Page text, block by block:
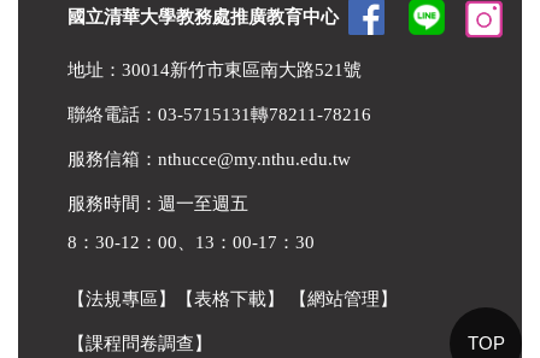
國立清華大學教務處推廣教育中心
地址：30014新竹市東區南大路521號
聯絡電話：03-5715131轉78211-78216
服務信箱： nthucce@my.nthu.edu.tw
服務時間：週一至週五
8：30-12：00、13：00-17：30
【法規專區】 【表格下載】 【網站管理】
【課程問卷調查】 TOP